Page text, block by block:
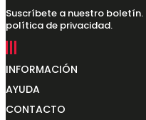
Suscríbete a nuestro
política de privacidad.
INFORMACIÓN
AYUDA
CONTACTO